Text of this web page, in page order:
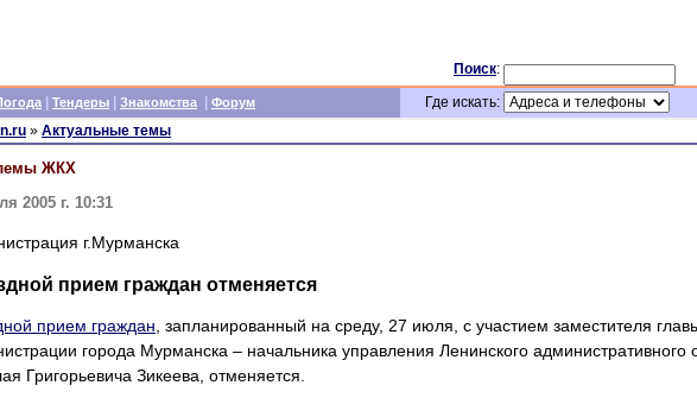
Поиск:
Тендеры Знакомства Форум
Где искать:
» Актуальные темы
ЖКХ
2005 г. 10:31
г.Мурманска
прием граждан отменяется
прием граждан , запланированный на среду, 27 июля, с участием заместителя
города Мурманска – начальника управления Ленинского административного
Григорьевича Зикеева, отменяется.